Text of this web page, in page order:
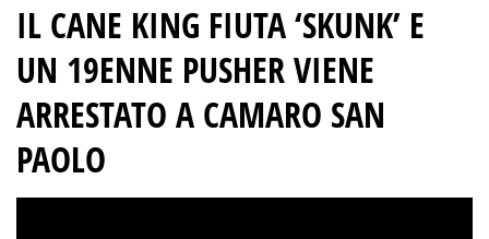
IL CANE KING FIUTA ‘SKUNK’ E
UN 19ENNE PUSHER VIENE
ARRESTATO A CAMARO SAN
PAOLO